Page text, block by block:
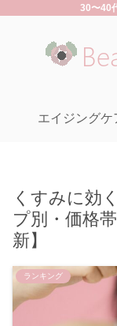
30〜40
エイジングケ
くすみに効
プ別・価格
新】
ランキング